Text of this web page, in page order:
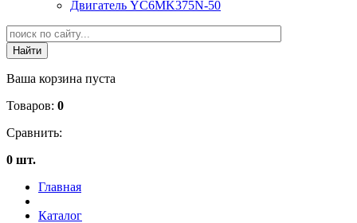
Двигатель YC6MK375N-50
Ваша корзина пуста
Товаров: 0
Сравнить:
0 шт.
Главная
Каталог